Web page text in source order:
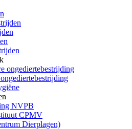
ongediertebestrijding
NVPB
CPMV
Dierplagen)